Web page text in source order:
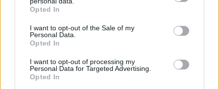
grant or deny consent to Google and its third-party tags to
use your data for below specified purposes in below Google
consent section.
Opted In
I want to opt-out of the Sale of my
Personal Data.
Opted In
I want to opt-out of processing my
Personal Data for Targeted Advertising.
Opted In
αλγόριθμος της ΑΑΔΕ και η ομάδα που σκανάρει το